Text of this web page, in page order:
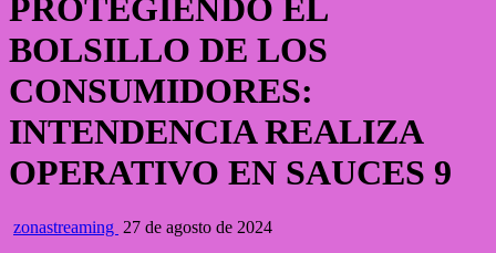
PROTEGIENDO EL
BOLSILLO DE LOS
CONSUMIDORES:
INTENDENCIA REALIZA
OPERATIVO EN SAUCES 9
zonastreaming 27 de agosto de 2024